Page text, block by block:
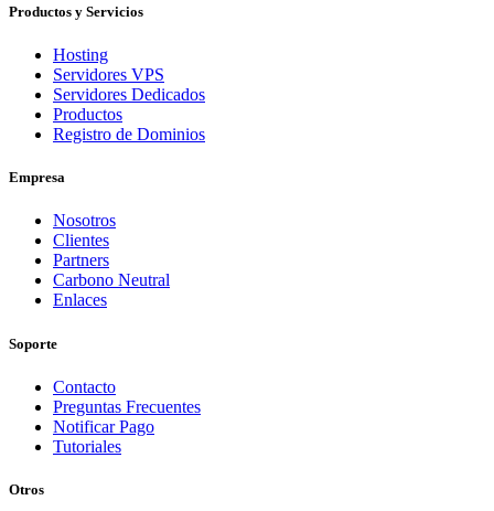
Productos y Servicios
Hosting
Servidores VPS
Servidores Dedicados
Productos
Registro de Dominios
Empresa
Nosotros
Clientes
Partners
Carbono Neutral
Enlaces
Soporte
Contacto
Preguntas Frecuentes
Notificar Pago
Tutoriales
Otros